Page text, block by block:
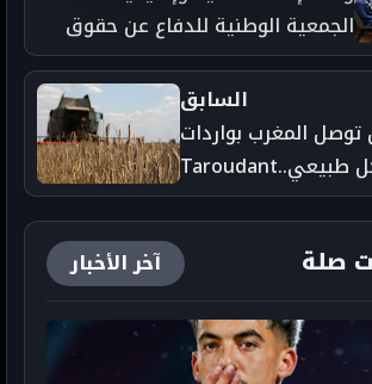
الجمعية الوطنية للدفاع عن حقوق
الإنسان بالمغرب تستمر في رسم
مسار حقوقي إستثنائي لها بالقليعة
السابق
توصل المغرب بواردات
الحبوب بشكل طبيعي..Taroudant
24
صلة آخر الأخبار